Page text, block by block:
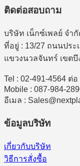
ติดต่อสอบถาม
บริษัท เน็กซ์เพลย์ จำ
ที่อยู่ : 13/27 ถนนประ
แขวงนวลจันทร์ เขต
Tel : 02-491-4564 ต่อ
Mobile : 087-984-
อีเมล :
ข้อมูลบริษัท
เกี่ยวกับบริษัท
วิธีการสั่งซื้อ